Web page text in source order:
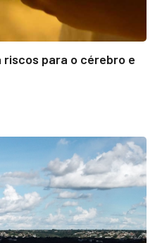
para o cérebro e